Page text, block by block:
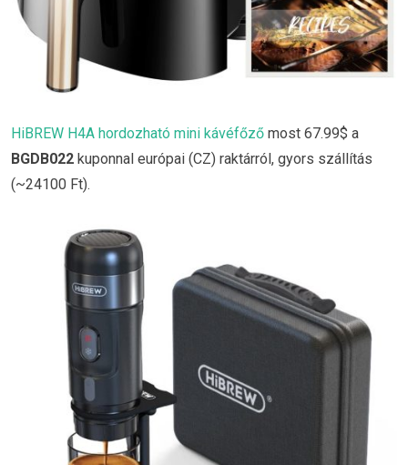
HiBREW H4A hordozható mini kávéfőző most 67.99$ a
BGDB022 kuponnal európai (CZ) raktárról, gyors szállítás
(~24100 Ft).